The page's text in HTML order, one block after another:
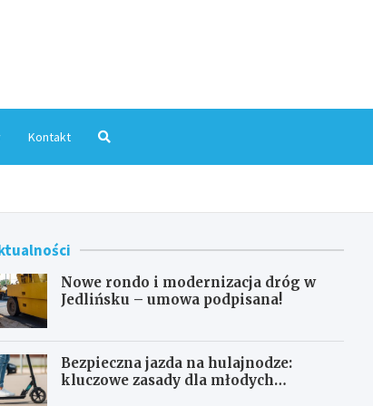
Kontakt
Nowe rondo i modernizacja dróg w
Jedlińsku – umowa podpisana!
Bezpieczna jazda na hulajnodze:
kluczowe zasady dla młodych